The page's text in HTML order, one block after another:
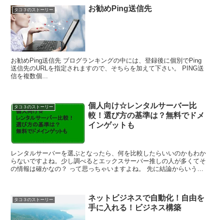
タコ３のストーリー お勧めPing送信先
お勧めPing送信先 ブログランキングの中には、登録後に個別でPing
送信先のURLを指定されますので、そちらを加えて下さい。 PING送
信を複数個...
タコ３のストーリー
個人向け☆レンタルサーバー比
較！選び方の基準は？無料でドメ
インゲットも
レンタルサーバーを選ぶとなったら、何を比較したらいいのかもわか
らないですよね。少し調べるとエックスサーバー推しの人が多くてそ
の情報は確かなの？ って思っちゃいますよね。 先に結論からいう
タコ３のストーリー
ネットビジネスで自動化！自由を
手に入れる！ビジネス構築